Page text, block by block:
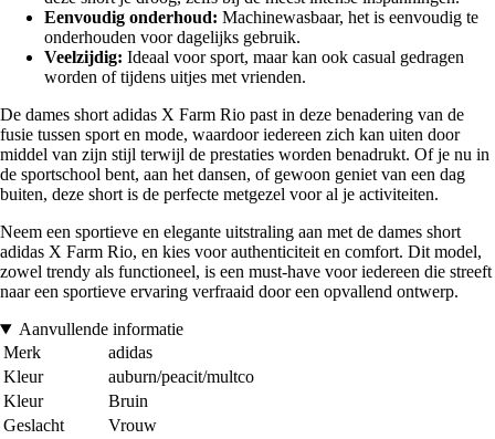
Eenvoudig onderhoud: Machinewasbaar, het is eenvoudig te
onderhouden voor dagelijks gebruik.
Veelzijdig: Ideaal voor sport, maar kan ook casual gedragen
worden of tijdens uitjes met vrienden.
De dames short adidas X Farm Rio past in deze benadering van de
fusie tussen sport en mode, waardoor iedereen zich kan uiten door
middel van zijn stijl terwijl de prestaties worden benadrukt. Of je nu in
de sportschool bent, aan het dansen, of gewoon geniet van een dag
buiten, deze short is de perfecte metgezel voor al je activiteiten.
Neem een sportieve en elegante uitstraling aan met de dames short
adidas X Farm Rio, en kies voor authenticiteit en comfort. Dit model,
zowel trendy als functioneel, is een must-have voor iedereen die streeft
naar een sportieve ervaring verfraaid door een opvallend ontwerp.
Aanvullende informatie
Merk
adidas
Kleur
auburn/peacit/multco
Kleur
Bruin
Geslacht
Vrouw